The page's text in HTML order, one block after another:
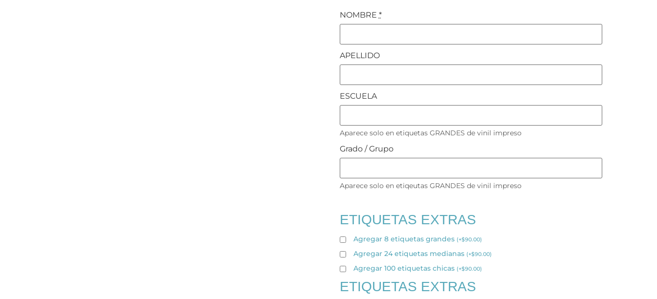
NOMBRE *
APELLIDO
ESCUELA
Aparece solo en etiquetas GRANDES de vinil impreso
Grado / Grupo
Aparece solo en etiqeutas GRANDES de vinil impreso
ETIQUETAS EXTRAS
Agregar 8 etiquetas grandes (+$90.00)
Agregar 24 etiquetas medianas (+$90.00)
Agregar 100 etiquetas chicas (+$90.00)
ETIQUETAS EXTRAS